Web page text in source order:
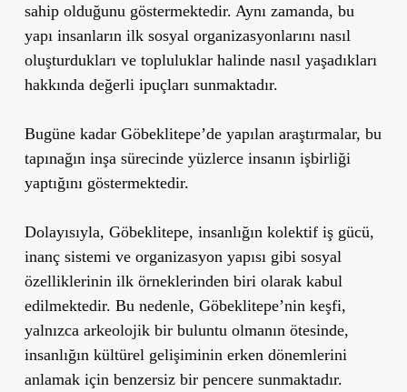
sahip olduğunu göstermektedir. Aynı zamanda, bu
yapı insanların ilk sosyal organizasyonlarını nasıl
oluşturdukları ve topluluklar halinde nasıl yaşadıkları
hakkında değerli ipuçları sunmaktadır.
Bugüne kadar Göbeklitepe’de yapılan araştırmalar, bu
tapınağın inşa sürecinde yüzlerce insanın işbirliği
yaptığını göstermektedir.
Dolayısıyla, Göbeklitepe, insanlığın kolektif iş gücü,
inanç sistemi ve organizasyon yapısı gibi sosyal
özelliklerinin ilk örneklerinden biri olarak kabul
edilmektedir. Bu nedenle, Göbeklitepe’nin keşfi,
yalnızca arkeolojik bir buluntu olmanın ötesinde,
insanlığın kültürel gelişiminin erken dönemlerini
anlamak için benzersiz bir pencere sunmaktadır.